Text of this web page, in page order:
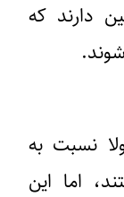
که
به
این